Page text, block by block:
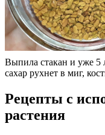
Выпила стакан и уже
сахар рухнет в миг,
Рецепты с
растения